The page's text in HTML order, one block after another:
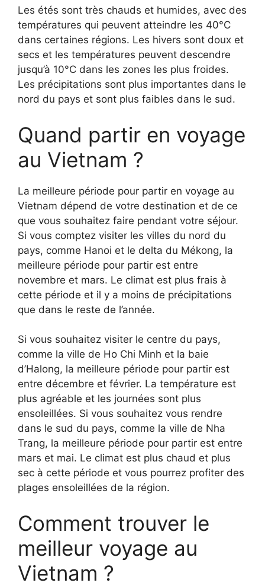
Les étés sont très chauds et humides, avec des
températures qui peuvent atteindre les 40°C
dans certaines régions. Les hivers sont doux et
secs et les températures peuvent descendre
jusqu’à 10°C dans les zones les plus froides.
Les précipitations sont plus importantes dans le
nord du pays et sont plus faibles dans le sud.
Quand partir en voyage
au Vietnam ?
La meilleure période pour partir en voyage au
Vietnam dépend de votre destination et de ce
que vous souhaitez faire pendant votre séjour.
Si vous comptez visiter les villes du nord du
pays, comme Hanoi et le delta du Mékong, la
meilleure période pour partir est entre
novembre et mars. Le climat est plus frais à
cette période et il y a moins de précipitations
que dans le reste de l’année.
Si vous souhaitez visiter le centre du pays,
comme la ville de Ho Chi Minh et la baie
d’Halong, la meilleure période pour partir est
entre décembre et février. La température est
plus agréable et les journées sont plus
ensoleillées. Si vous souhaitez vous rendre
dans le sud du pays, comme la ville de Nha
Trang, la meilleure période pour partir est entre
mars et mai. Le climat est plus chaud et plus
sec à cette période et vous pourrez profiter des
plages ensoleillées de la région.
Comment trouver le
meilleur voyage au
Vietnam ?